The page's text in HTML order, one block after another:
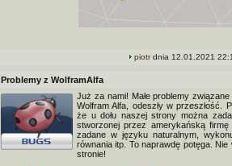
piotrdnia 12.01.2021
Problemy z WolframAlfa
Już za nami! Małe problemy
Wolfram Alfa, odeszły w przeszłość.
że u dołu naszej strony można
stworzonej przez amerykańską firmę
zadane w języku naturalnym,
równania itp. To naprawdę potęga.
stronie!